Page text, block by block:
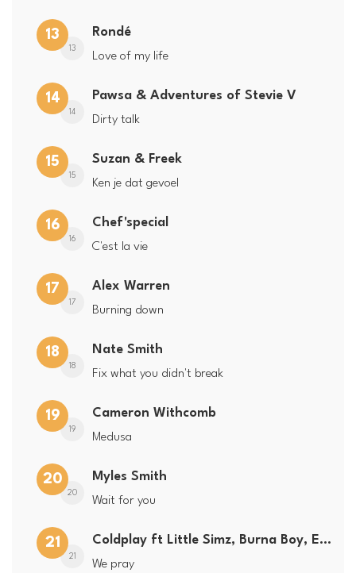
13
13
Rondé
Love of my life
14
14
Pawsa & Adventures of Stevie V
Dirty talk
15
15
Suzan & Freek
Ken je dat gevoel
16
16
Chef'special
C'est la vie
17
17
Alex Warren
Burning down
18
18
Nate Smith
Fix what you didn't break
19
19
Cameron Withcomb
Medusa
20
20
Myles Smith
Wait for you
21
21
Coldplay ft Little Simz, Burna Boy, Elyanna & Tini
We pray